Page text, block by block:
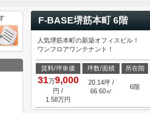
F-BASE堺筋本町 6階
人気堺筋本町の新築オフィスビル！
ワンフロアワンテナント！
賃料/坪単価
31万9,000
円 /
1.58万円
坪数/面積
20.14坪 /
66.60㎡
所在階
6階